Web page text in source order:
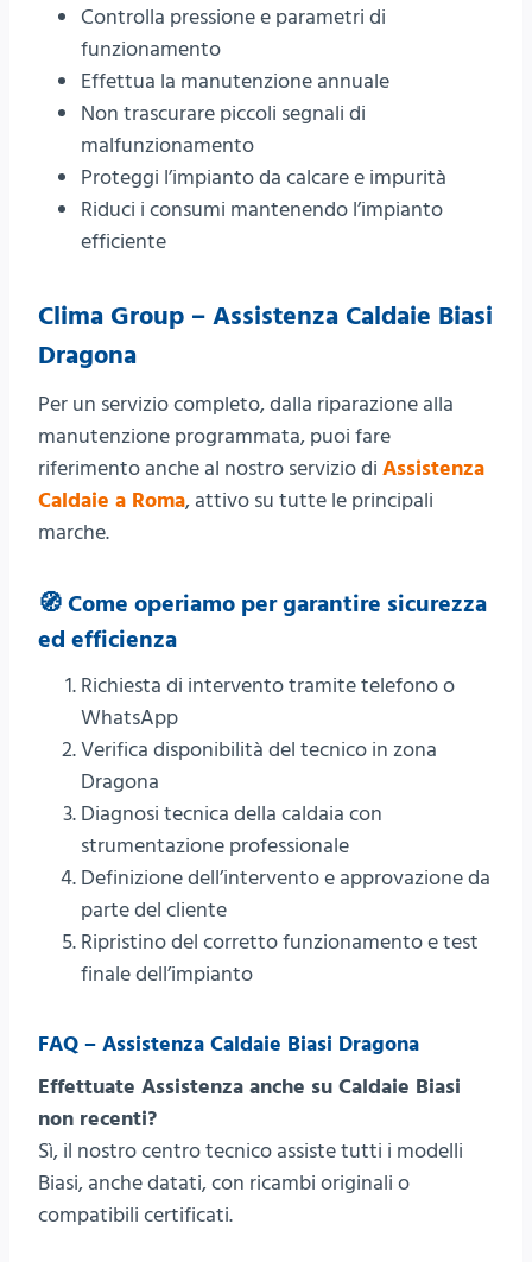
Controlla pressione e parametri di
funzionamento
Effettua la manutenzione annuale
Non trascurare piccoli segnali di
malfunzionamento
Proteggi l’impianto da calcare e impurità
Riduci i consumi mantenendo l’impianto
efficiente
Clima Group – Assistenza Caldaie Biasi
Dragona
Per un servizio completo, dalla riparazione alla
manutenzione programmata, puoi fare
riferimento anche al nostro servizio di Assistenza
Caldaie a Roma, attivo su tutte le principali
marche.
🧭 Come operiamo per garantire sicurezza
ed efficienza
Richiesta di intervento tramite telefono o
WhatsApp
Verifica disponibilità del tecnico in zona
Dragona
Diagnosi tecnica della caldaia con
strumentazione professionale
Definizione dell’intervento e approvazione da
parte del cliente
Ripristino del corretto funzionamento e test
finale dell’impianto
FAQ – Assistenza Caldaie Biasi Dragona
Effettuate Assistenza anche su Caldaie Biasi
non recenti?
Sì, il nostro centro tecnico assiste tutti i modelli
Biasi, anche datati, con ricambi originali o
compatibili certificati.